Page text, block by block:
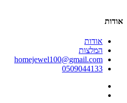
אודות
אודות
המלצות
homejewel100@gmail.com
0509044133